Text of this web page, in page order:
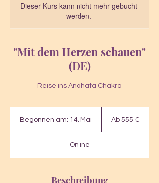
Dieser Kurs kann nicht mehr gebucht
werden.
"Mit dem Herzen schauen"
(DE)
Reise ins Anahata Chakra
Begonnen am: 14. Mai
n
EuroAb 555 €
Online
Beschreibung